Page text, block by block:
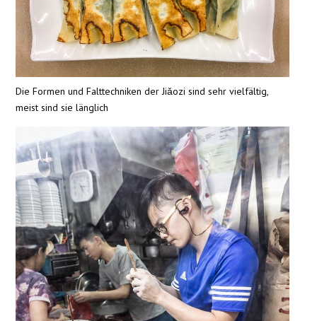
Die Formen und Falttechniken der Jiǎozi sind sehr vielfältig,
meist sind sie länglich